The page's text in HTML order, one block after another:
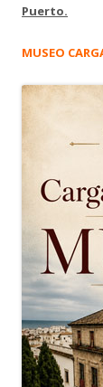
Puerto.
MUSEO